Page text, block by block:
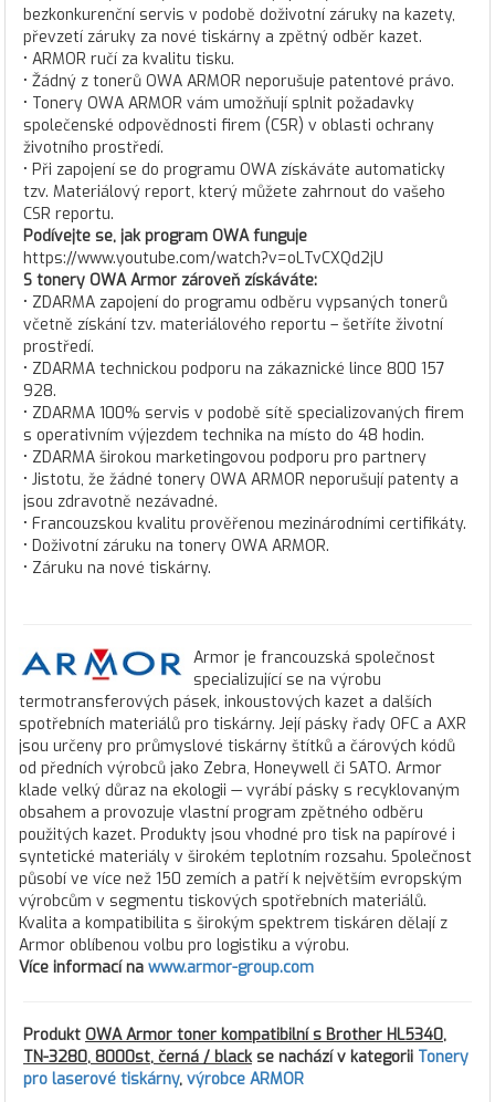
bezkonkurenční servis v podobě doživotní záruky na kazety,
převzetí záruky za nové tiskárny a zpětný odběr kazet.
• ARMOR ručí za kvalitu tisku.
• Žádný z tonerů OWA ARMOR neporušuje patentové právo.
• Tonery OWA ARMOR vám umožňují splnit požadavky
společenské odpovědnosti firem (CSR) v oblasti ochrany
životního prostředí.
• Při zapojení se do programu OWA získáváte automaticky
tzv. Materiálový report, který můžete zahrnout do vašeho
CSR reportu.
Podívejte se, jak program OWA funguje
https://www.youtube.com/watch?v=oLTvCXQd2jU
S tonery OWA Armor zároveň získáváte:
• ZDARMA zapojení do programu odběru vypsaných tonerů
včetně získání tzv. materiálového reportu – šetříte životní
prostředí.
• ZDARMA technickou podporu na zákaznické lince 800 157
928.
• ZDARMA 100% servis v podobě sítě specializovaných firem
s operativním výjezdem technika na místo do 48 hodin.
• ZDARMA širokou marketingovou podporu pro partnery
• Jistotu, že žádné tonery OWA ARMOR neporušují patenty a
jsou zdravotně nezávadné.
• Francouzskou kvalitu prověřenou mezinárodními certifikáty.
• Doživotní záruku na tonery OWA ARMOR.
• Záruku na nové tiskárny.
Armor je francouzská společnost
specializující se na výrobu
termotransferových pásek, inkoustových kazet a dalších
spotřebních materiálů pro tiskárny. Její pásky řady OFC a AXR
jsou určeny pro průmyslové tiskárny štítků a čárových kódů
od předních výrobců jako Zebra, Honeywell či SATO. Armor
klade velký důraz na ekologii — vyrábí pásky s recyklovaným
obsahem a provozuje vlastní program zpětného odběru
použitých kazet. Produkty jsou vhodné pro tisk na papírové i
syntetické materiály v širokém teplotním rozsahu. Společnost
působí ve více než 150 zemích a patří k největším evropským
výrobcům v segmentu tiskových spotřebních materiálů.
Kvalita a kompatibilita s širokým spektrem tiskáren dělají z
Armor oblíbenou volbu pro logistiku a výrobu.
Více informací na www.armor-group.com
Produkt OWA Armor toner kompatibilní s Brother HL5340,
TN-3280, 8000st, černá / blackse nachází v kategorii Tonery
pro laserové tiskárny, výrobce ARMOR